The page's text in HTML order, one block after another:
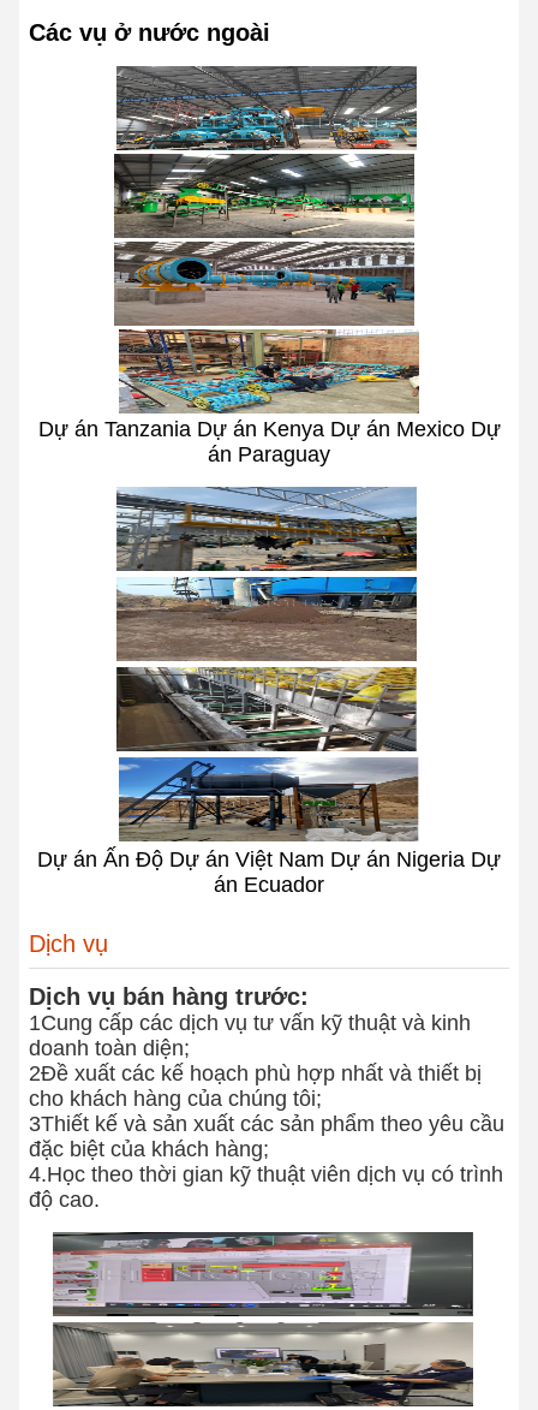
Các vụ ở nước ngoài
Dự án Tanzania Dự án Kenya Dự án Mexico Dự
án Paraguay
Dự án Ấn Độ Dự án Việt Nam Dự án Nigeria Dự
án Ecuador
Dịch vụ
Dịch vụ bán hàng trước:
1Cung cấp các dịch vụ tư vấn kỹ thuật và kinh
doanh toàn diện;
2Đề xuất các kế hoạch phù hợp nhất và thiết bị
cho khách hàng của chúng tôi;
3Thiết kế và sản xuất các sản phẩm theo yêu cầu
đặc biệt của khách hàng;
4.Học theo thời gian kỹ thuật viên dịch vụ có trình
độ cao.